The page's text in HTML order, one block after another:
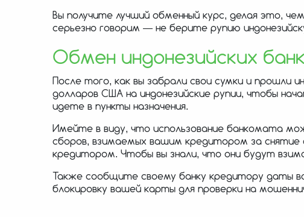
Вы получите лучший обменный курс, делая это,
серьезно говорим — не берите рупию
Обмен индонезийских
После того, как вы забрали свои сумки и
долларов США на индонезийские рупии, чтобы
идете в пункты назначения.
Имейте в виду, что использование банкомата
сборов, взимаемых вашим кредитором за
кредитором. Чтобы вы знали, что они будут
Также сообщите своему банку кредитору даты
блокировку вашей карты для проверки на